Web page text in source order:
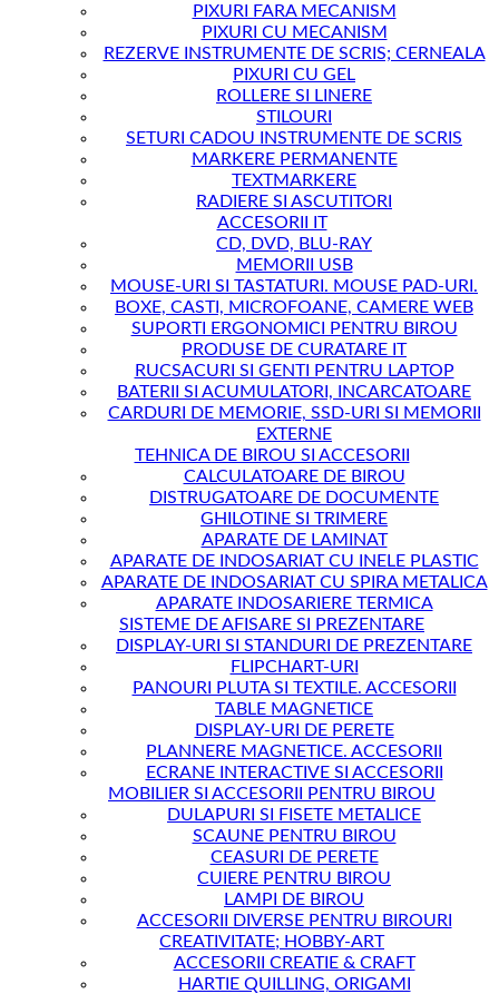
PIXURI FARA MECANISM
PIXURI CU MECANISM
REZERVE INSTRUMENTE DE SCRIS; CERNEALA
PIXURI CU GEL
ROLLERE SI LINERE
STILOURI
SETURI CADOU INSTRUMENTE DE SCRIS
MARKERE PERMANENTE
TEXTMARKERE
RADIERE SI ASCUTITORI
ACCESORII IT
CD, DVD, BLU-RAY
MEMORII USB
MOUSE-URI SI TASTATURI. MOUSE PAD-URI.
BOXE, CASTI, MICROFOANE, CAMERE WEB
SUPORTI ERGONOMICI PENTRU BIROU
PRODUSE DE CURATARE IT
RUCSACURI SI GENTI PENTRU LAPTOP
BATERII SI ACUMULATORI, INCARCATOARE
CARDURI DE MEMORIE, SSD-URI SI MEMORII
EXTERNE
TEHNICA DE BIROU SI ACCESORII
CALCULATOARE DE BIROU
DISTRUGATOARE DE DOCUMENTE
GHILOTINE SI TRIMERE
APARATE DE LAMINAT
APARATE DE INDOSARIAT CU INELE PLASTIC
APARATE DE INDOSARIAT CU SPIRA METALICA
APARATE INDOSARIERE TERMICA
SISTEME DE AFISARE SI PREZENTARE
DISPLAY-URI SI STANDURI DE PREZENTARE
FLIPCHART-URI
PANOURI PLUTA SI TEXTILE. ACCESORII
TABLE MAGNETICE
DISPLAY-URI DE PERETE
PLANNERE MAGNETICE. ACCESORII
ECRANE INTERACTIVE SI ACCESORII
MOBILIER SI ACCESORII PENTRU BIROU
DULAPURI SI FISETE METALICE
SCAUNE PENTRU BIROU
CEASURI DE PERETE
CUIERE PENTRU BIROU
LAMPI DE BIROU
ACCESORII DIVERSE PENTRU BIROURI
CREATIVITATE; HOBBY-ART
ACCESORII CREATIE & CRAFT
HARTIE QUILLING, ORIGAMI